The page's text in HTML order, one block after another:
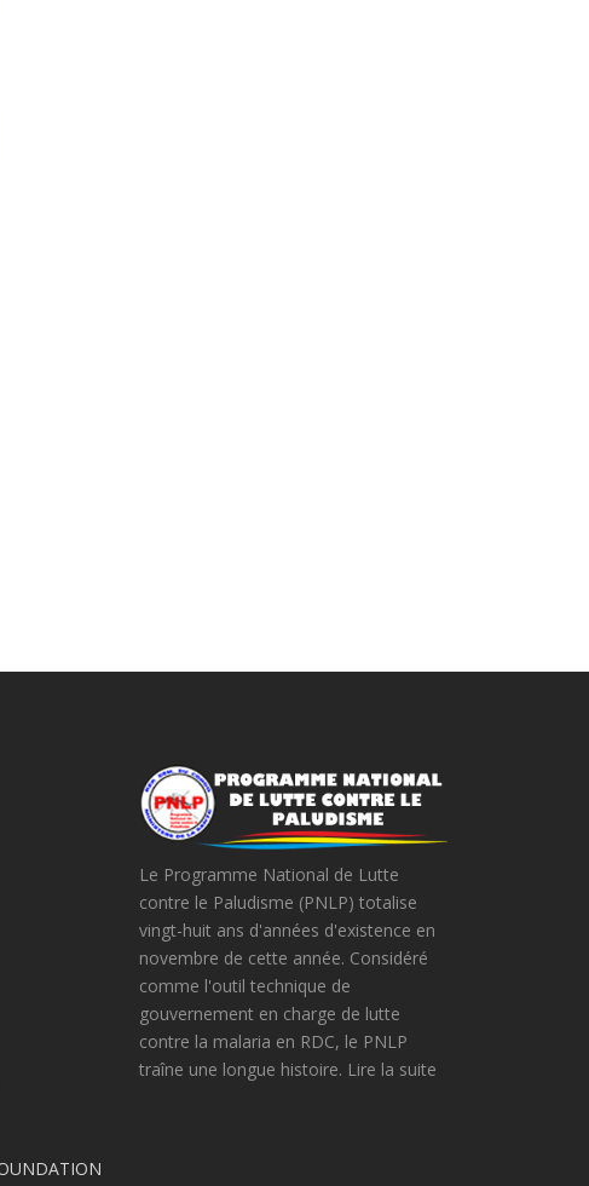
Le Programme National de Lutte
contre le Paludisme (PNLP) totalise
vingt-huit ans d'années d'existence en
novembre de cette année. Considéré
comme l'outil technique de
gouvernement en charge de lutte
contre la malaria en RDC, le PNLP
traîne une longue histoire. Lire la suite